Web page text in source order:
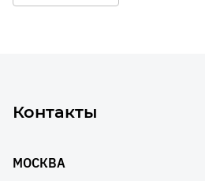
Контакты
МОСКВА